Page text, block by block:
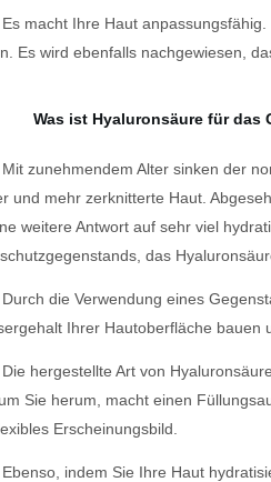
Es macht Ihre Haut
Es wird ebenfalls nachgewiesen,
Was ist Hyaluronsäure für das
Mit zunehmendem Alter sinken der
und mehrzerknitterte Haut.
weitere Antwort auf sehr viel
das
Durch die Verwendung eines
Ihrer Hautoberfläche bauen
Die hergestellte Art von
Sie herum, macht einen
Erscheinungsbild.
Ebenso, indem Sie Ihre Haut